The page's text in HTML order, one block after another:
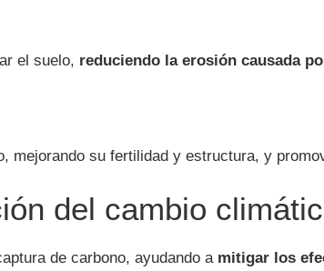
el suelo, reduciendo la erosión causada
mejorando su fertilidad y estructura, y
del cambio
de carbono, ayudando a mitigar los